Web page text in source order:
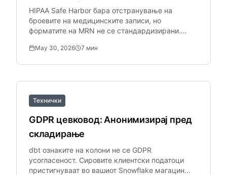
HIPAA Safe Harbor бара отстранување на
броевите на медицинските записи, но
форматите на MRN не се стандардизирани.
формати.
May 30, 2026 7 мин
Технички
GDPR цевковод: Анонимизирај пред
складирање
dbt ознаките на колони не се GDPR
усогласеност. Сировите клиентски податоци
пристигнуваат во вашиот Snowflake магацин